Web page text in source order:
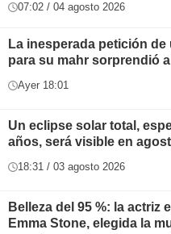
07:02 / 04 agosto 2026
La inesperada petición de
para su mahr sorprendió
Ayer 18:01
Un eclipse solar total,
años, será visible en
18:31 / 03 agosto 2026
Belleza del 95 %: la actriz
Emma Stone, elegida la